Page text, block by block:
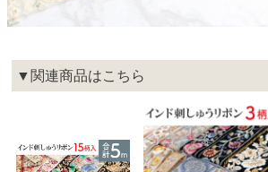
▼関連商品はこちら